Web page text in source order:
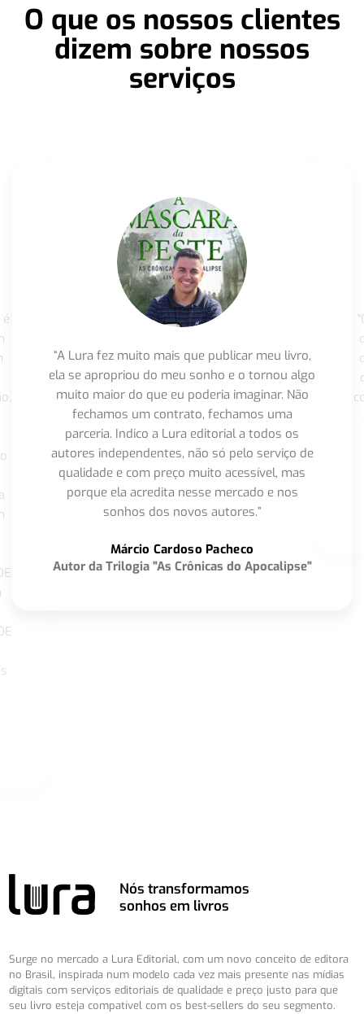
O que os nossos clientes
dizem sobre nossos
serviços
“A Lura fez muito mais que publicar meu livro,
ela se apropriou do meu sonho e o tornou algo
muito maior do que eu poderia imaginar. Não
fechamos um contrato, fechamos uma
parceria. Indico a Lura editorial a todos os
autores independentes, não só pelo serviço de
qualidade e com preço muito acessível, mas
porque ela acredita nesse mercado e nos
sonhos dos novos autores.”
Márcio Cardoso Pacheco
Autor da Trilogia "As Crônicas do Apocalipse"
Nós transformamos
sonhos em livros
Surge no mercado a Lura Editorial, com um novo conceito de editora
no Brasil, inspirada num modelo cada vez mais presente nas mídias
digitais com serviços editoriais de qualidade e preço justo para que
seu livro esteja compatível com os best-sellers do seu segmento.